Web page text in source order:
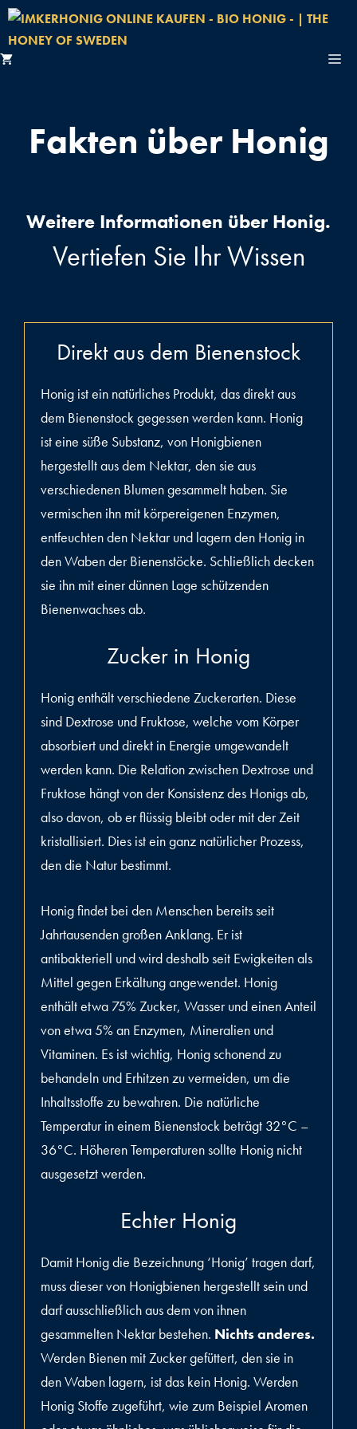
Zum
Inhalt
springen
ÜBER UNS
IMKER
KONTAKT
Fakten über Honig
Weitere Informationen über Honig.
Vertiefen Sie Ihr Wissen
Direkt aus dem Bienenstock
Honig ist ein natürliches Produkt, das direkt aus
dem Bienenstock gegessen werden kann. Honig
ist eine süße Substanz, von Honigbienen
hergestellt aus dem Nektar, den sie aus
verschiedenen Blumen gesammelt haben. Sie
vermischen ihn mit körpereigenen Enzymen,
entfeuchten den Nektar und lagern den Honig in
den Waben der Bienenstöcke. Schließlich decken
sie ihn mit einer dünnen Lage schützenden
Bienenwachses ab.
Zucker in Honig
Honig enthält verschiedene Zuckerarten. Diese
sind Dextrose und Fruktose, welche vom Körper
absorbiert und direkt in Energie umgewandelt
werden kann. Die Relation zwischen Dextrose und
Fruktose hängt von der Konsistenz des Honigs ab,
also davon, ob er flüssig bleibt oder mit der Zeit
kristallisiert. Dies ist ein ganz natürlicher Prozess,
den die Natur bestimmt.
Honig findet bei den Menschen bereits seit
Jahrtausenden großen Anklang. Er ist
antibakteriell und wird deshalb seit Ewigkeiten als
Mittel gegen Erkältung angewendet. Honig
enthält etwa 75% Zucker, Wasser und einen Anteil
von etwa 5% an Enzymen, Mineralien und
Vitaminen. Es ist wichtig, Honig schonend zu
behandeln und Erhitzen zu vermeiden, um die
Inhaltsstoffe zu bewahren. Die natürliche
Temperatur in einem Bienenstock beträgt 32°C –
36°C. Höheren Temperaturen sollte Honig nicht
ausgesetzt werden.
Echter Honig
Damit Honig die Bezeichnung ‘Honig’ tragen darf,
muss dieser von Honigbienen hergestellt sein und
darf ausschließlich aus dem von ihnen
gesammelten Nektar bestehen. Nichts anderes.
Werden Bienen mit Zucker gefüttert, den sie in
den Waben lagern, ist das kein Honig. Werden
Honig Stoffe zugeführt, wie zum Beispiel Aromen